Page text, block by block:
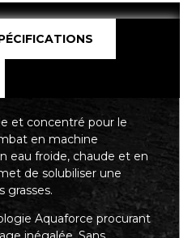
et concentré pour le
en machine
eau froide, chaude et en
de solubiliser une
grasses.
Aquaforce procurant